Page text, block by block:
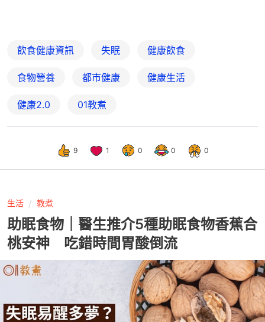
飲食健康資訊 失眠 健康飲食
食物營養 都市健康 健康生活
健康2.0 01教煮
9 1 0 0 0
生活 教煮
助眠食物｜醫生推介5種助眠食物香蕉合
桃安神 吃錯時間胃酸倒流